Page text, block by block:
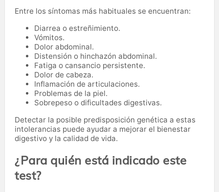
Entre los síntomas más habituales se encuentran:
Diarrea o estreñimiento.
Vómitos.
Dolor abdominal.
Distensión o hinchazón abdominal.
Fatiga o cansancio persistente.
Dolor de cabeza.
Inflamación de articulaciones.
Problemas de la piel.
Sobrepeso o dificultades digestivas.
Detectar la posible predisposición genética a estas
intolerancias puede ayudar a mejorar el bienestar
digestivo y la calidad de vida.
¿Para quién está indicado este
test?